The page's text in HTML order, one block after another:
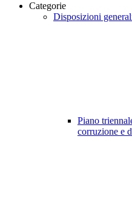
Categorie
Disposizioni
Piano
corruzione e